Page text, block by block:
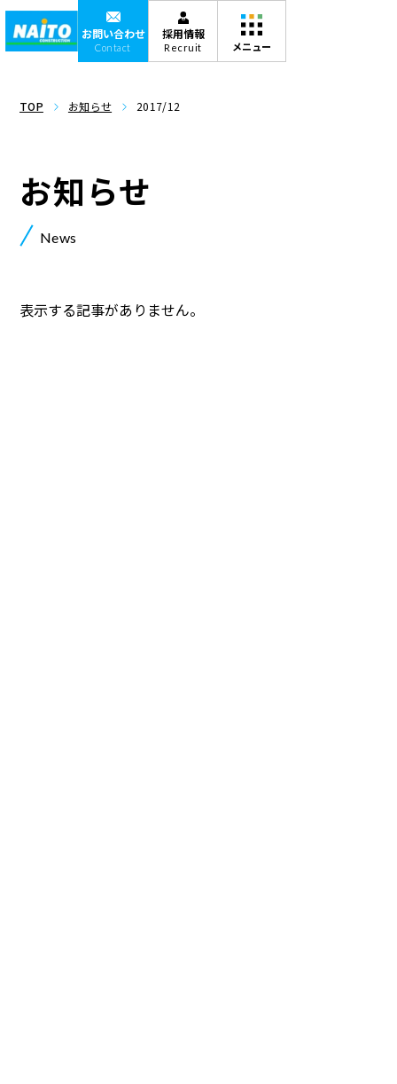
お問い合わせ
Contact
採用情報
Recruit
TOP お知らせ 2017/12
News
お知らせ
表示する記事がありません。